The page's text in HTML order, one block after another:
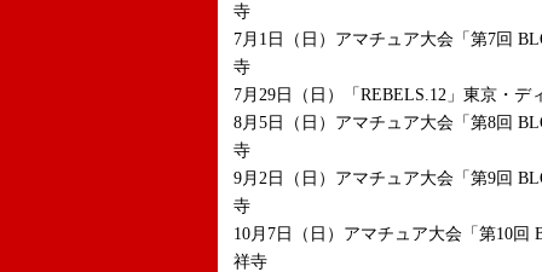
寺
7月1日（日）アマチュア大会「第7回
寺
7月29日（日）「REBELS.12」東京・デ
8月5日（日）アマチュア大会「第8回
寺
9月2日（日）アマチュア大会「第9回
寺
10月7日（日）アマチュア大会「第10回
祥寺